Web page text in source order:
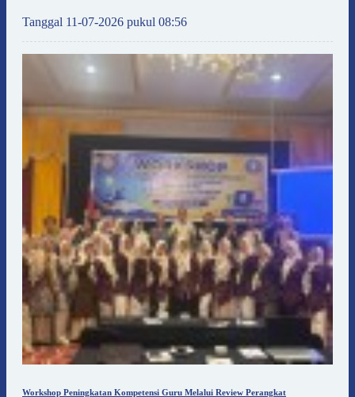
Tanggal 11-07-2026 pukul 08:56
Workshop Peningkatan Kompetensi Guru Melalui Review Perangkat